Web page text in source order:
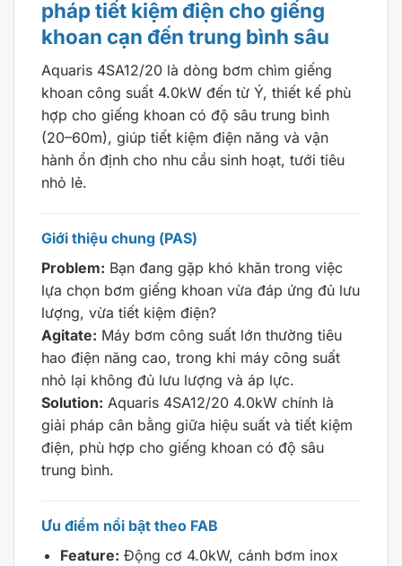
pháp tiết kiệm điện cho giếng
khoan cạn đến trung bình sâu
Aquaris 4SA12/20 là dòng bơm chìm giếng
khoan công suất 4.0kW đến từ Ý, thiết kế phù
hợp cho giếng khoan có độ sâu trung bình
(20–60m), giúp tiết kiệm điện năng và vận
hành ổn định cho nhu cầu sinh hoạt, tưới tiêu
nhỏ lẻ.
Giới thiệu chung (PAS)
Problem: Bạn đang gặp khó khăn trong việc
lựa chọn bơm giếng khoan vừa đáp ứng đủ lưu
lượng, vừa tiết kiệm điện?
Agitate: Máy bơm công suất lớn thường tiêu
hao điện năng cao, trong khi máy công suất
nhỏ lại không đủ lưu lượng và áp lực.
Solution: Aquaris 4SA12/20 4.0kW chính là
giải pháp cân bằng giữa hiệu suất và tiết kiệm
điện, phù hợp cho giếng khoan có độ sâu
trung bình.
Ưu điểm nổi bật theo FAB
Feature: Động cơ 4.0kW, cánh bơm inox